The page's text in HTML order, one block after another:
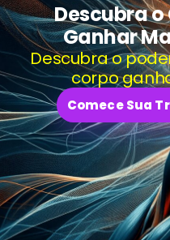
Descubra
Ganhar
Descubra o
corpo
Comece Sua